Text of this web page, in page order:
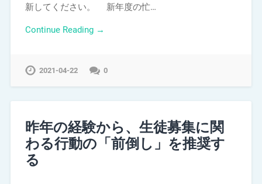
新してください。 新年度の忙…
Continue Reading →
2021-04-22 0
昨年の経験から、生徒募集に関
わる行動の「前倒し」を推奨す
る